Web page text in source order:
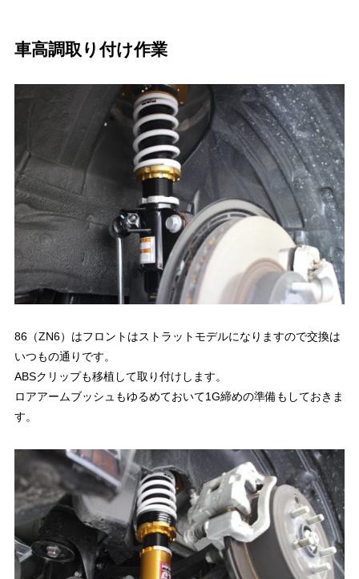
車高調取り付け作業
86（ZN6）はフロントはストラットモデルになりますので交換は
いつもの通りです。
ABSクリップも移植して取り付けします。
ロアアームブッシュもゆるめておいて1G締めの準備もしておきま
す。